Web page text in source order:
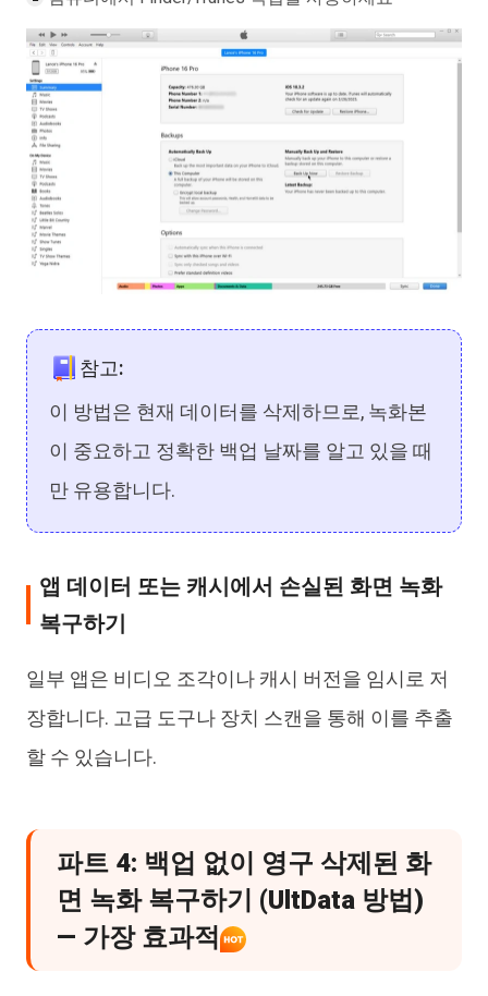
참고:
이 방법은 현재 데이터를 삭제하므로, 녹화본
이 중요하고 정확한 백업 날짜를 알고 있을 때
만 유용합니다.
앱 데이터 또는 캐시에서 손실된 화면 녹화
복구하기
일부 앱은 비디오 조각이나 캐시 버전을 임시로 저
장합니다. 고급 도구나 장치 스캔을 통해 이를 추출
할 수 있습니다.
파트 4: 백업 없이 영구 삭제된 화
면 녹화 복구하기 (UltData 방법)
— 가장 효과적